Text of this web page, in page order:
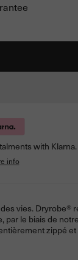
with Klarna.
info
vies. Dryrobe®
par le biais de
zippé